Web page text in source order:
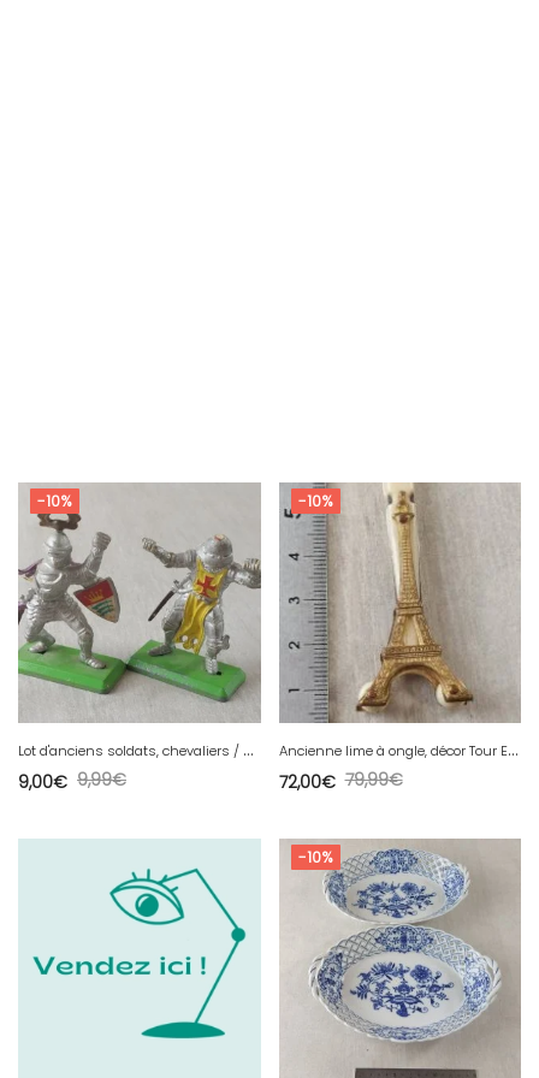
-10%
L
ot d'anciens soldats, chevaliers / Moyen Age, Britains Deetail
9,99€
9,00€
-10%
A
ncienne lime à ongle, décor Tour Eiffel, Exposition Universelle 1889
79,99€
72,00€
-10%